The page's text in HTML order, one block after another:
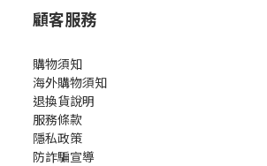
顧客服務
購物須知
海外購物須知
退換貨說明
服務條款
隱私政策
防詐騙宣導